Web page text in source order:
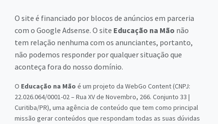
O site é financiado por blocos de anúncios em parceria
com o Google Adsense. O site Educação na Mão não
tem relação nenhuma com os anunciantes, portanto,
não podemos responder por qualquer situação que
aconteça fora do nosso domínio.
O Educação na Mão é um projeto da WebGo Content (CNPJ:
22.026.064/0001-02 – Rua XV de Novembro, 266. Conjunto 33 |
Curitiba/PR), uma agência de conteúdo que tem como principal
missão gerar conteúdos que respondam todas as suas dúvidas